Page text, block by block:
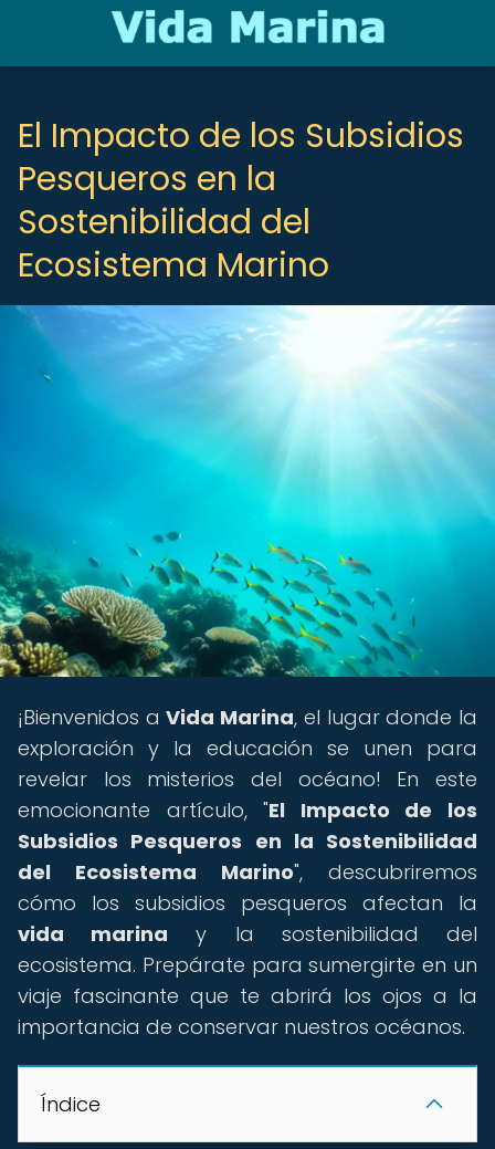
El Impacto de los Subsidios
Pesqueros en la
Sostenibilidad del
Ecosistema Marino
¡Bienvenidos aVida Marina, el lugar donde la
exploración y la educación se unen para
revelar los misterios del océano! En este
emocionante artículo, "El Impacto de los
Subsidios Pesqueros en la Sostenibilidad
del Ecosistema Marino", descubriremos
cómo los subsidios pesqueros afectan la
vida marina y la sostenibilidad del
ecosistema. Prepárate para sumergirte en un
viaje fascinante que te abrirá los ojos a la
importancia de conservar nuestros océanos.
Índice